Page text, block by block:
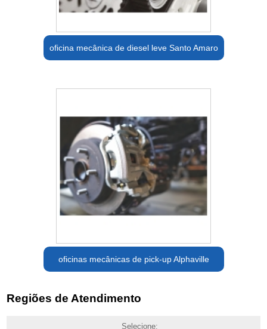
oficina mecânica de diesel leve Santo Amaro
oficinas mecânicas de pick-up Alphaville
Regiões de Atendimento
Selecione: